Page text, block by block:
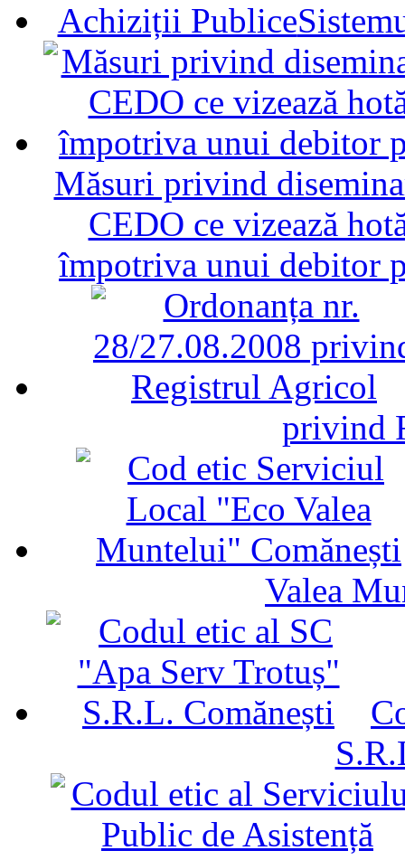
Măsuri privind
CEDO ce vizează
împotriva unui debitor
privind
Valea